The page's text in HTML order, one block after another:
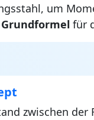
um
Grundformel für
zwischen der